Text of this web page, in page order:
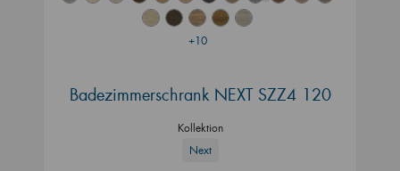
+10
Badezimmerschrank NEXT SZZ4 120
Kollektion
Next